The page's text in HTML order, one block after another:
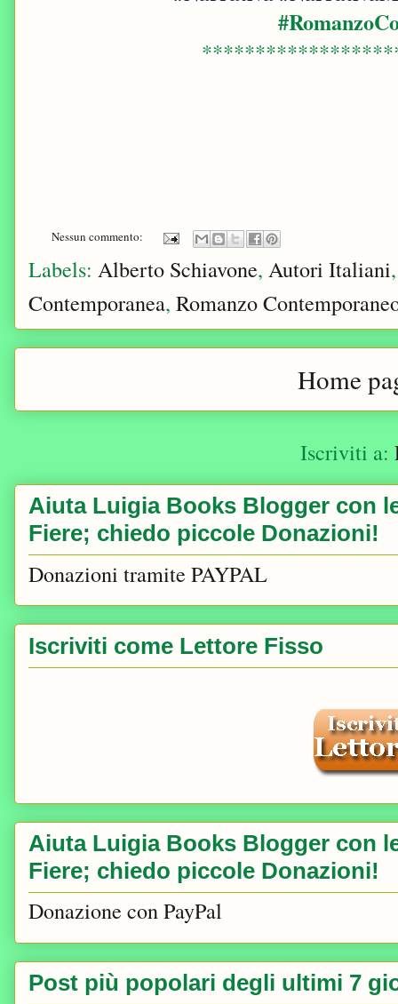
Nessun commento:
Labels: Alberto Schiavone, Autori Italiani
Contemporanea, Romanzo
Home
Iscriviti a:
Aiuta Luigia Books Blogger con
Fiere; chiedo piccole Donazioni!
Donazioni tramite PAYPAL
Iscriviti come Lettore Fisso
Aiuta Luigia Books Blogger con
Fiere; chiedo piccole Donazioni!
Donazione con PayPal
Post più popolari degli ultimi 7